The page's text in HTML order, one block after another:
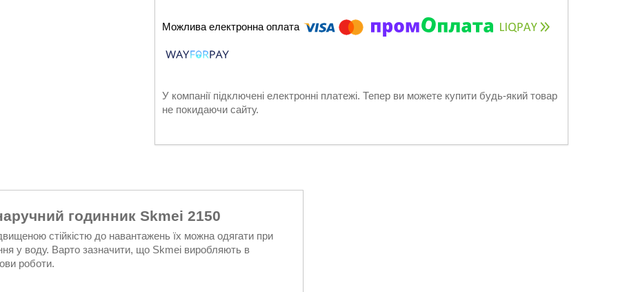
У компанії підключені електронні платежі. Тепер ви можете купити будь-який товар
не покидаючи сайту.
годинник Skmei 2150
стійкістю до навантажень їх можна одягати при
у воду. Варто зазначити, що Skmei виробляють в
роботи.